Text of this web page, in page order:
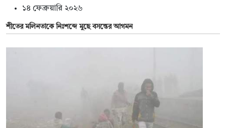
১৪ ফেব্রুয়ারি ২০২৬
শীতের মলিনতাকে নিঃশব্দে মুছে বসন্তের আগমন